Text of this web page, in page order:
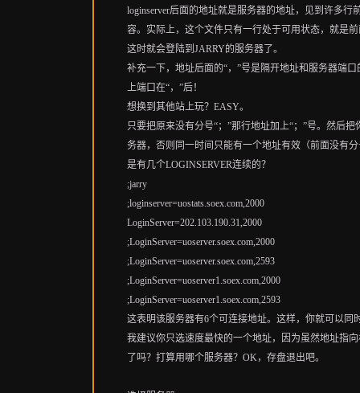
loginserver后面的地址就是服务器的地址，见到许多
容。实际上，这个文件只有一行处于可用状态，就是
这时就会登陆到JARRY的服务器了。
补充一下，地址后面的“，”号是隔开地址和服务器端
上端口在“，”后！
想换到其他站上玩？EASY。
只要把原来没有分号“；”那行地址加上“；”号。然后
务器，否则同一时间只能有一个地址有效（前面没有
是有几个LOGINSERVER连续的？
;jarry
;loginserver=uostats.soex.com,2000
LoginServer=202.103.190.31,2000
;LoginServer=uoserver.soex.com,2000
;LoginServer=uoserver.soex.com,2593
;LoginServer=uoserver1.soex.com,2000
;LoginServer=uoserver1.soex.com,2593
这表明该服务器有6个可连接地址。这样，你就可以
我建议你只选速度最快的一个地址，因为虽然地址指
了吗？打算用哪个服务器？OK，存盘退出吧。